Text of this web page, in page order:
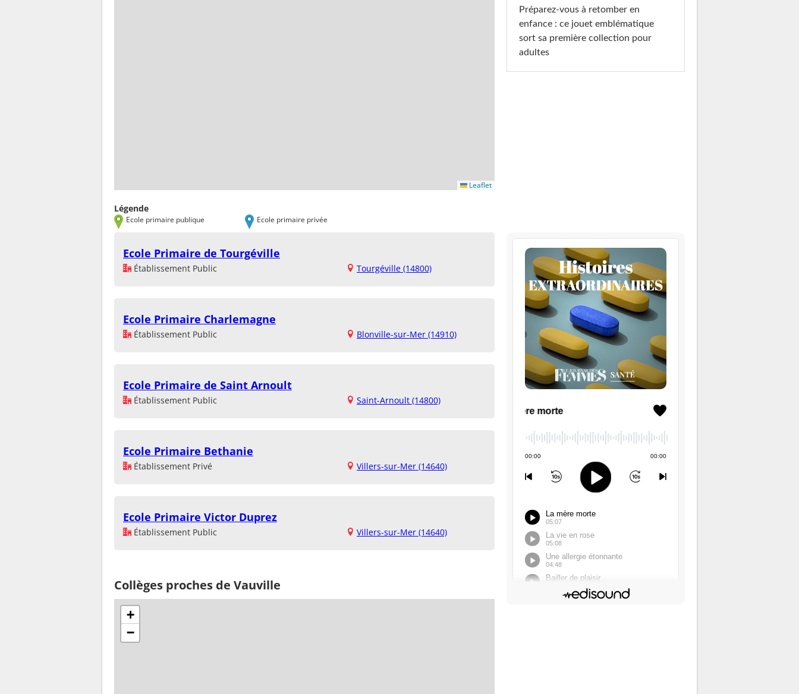
Leaflet
Légende
Ecole primaire publique Ecole primaire privée
Ecole Primaire de Tourgéville
Établissement Public Tourgéville (14800)
Ecole Primaire Charlemagne
Établissement Public Blonville-sur-Mer (14910)
Ecole Primaire de Saint Arnoult
Établissement Public Saint-Arnoult (14800)
Ecole Primaire Bethanie
Établissement Privé Villers-sur-Mer (14640)
Ecole Primaire Victor Duprez
Établissement Public Villers-sur-Mer (14640)
Collèges proches de Vauville
+
−
Préparez-vous à retomber en
enfance : ce jouet emblématique
sort sa première collection pour
adultes